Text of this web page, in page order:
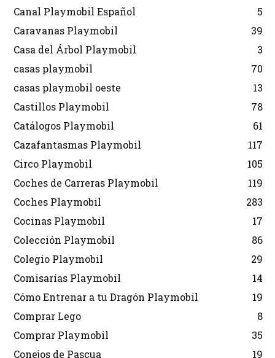
Canal Playmobil Español
5
Caravanas Playmobil
39
Casa del Árbol Playmobil
3
casas playmobil
70
casas playmobil oeste
13
Castillos Playmobil
78
Catálogos Playmobil
61
Cazafantasmas Playmobil
117
Circo Playmobil
105
Coches de Carreras Playmobil
119
Coches Playmobil
283
Cocinas Playmobil
17
Colección Playmobil
86
Colegio Playmobil
29
Comisarías Playmobil
14
Cómo Entrenar a tu Dragón Playmobil
19
Comprar Lego
8
Comprar Playmobil
35
Conejos de Pascua
19